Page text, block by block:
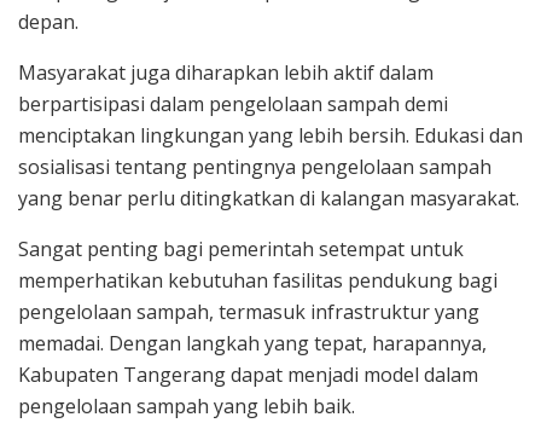
depan.
Masyarakat juga diharapkan lebih aktif dalam
berpartisipasi dalam pengelolaan sampah demi
menciptakan lingkungan yang lebih bersih. Edukasi dan
sosialisasi tentang pentingnya pengelolaan sampah
yang benar perlu ditingkatkan di kalangan masyarakat.
Sangat penting bagi pemerintah setempat untuk
memperhatikan kebutuhan fasilitas pendukung bagi
pengelolaan sampah, termasuk infrastruktur yang
memadai. Dengan langkah yang tepat, harapannya,
Kabupaten Tangerang dapat menjadi model dalam
pengelolaan sampah yang lebih baik.